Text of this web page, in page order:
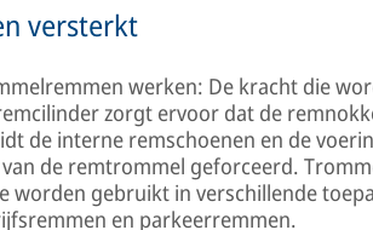
versterkt
werken: De kracht die
zorgt ervoor dat de
de interne remschoenen en de
de remtrommel geforceerd.
worden gebruikt in verschillende
en parkeerremmen.